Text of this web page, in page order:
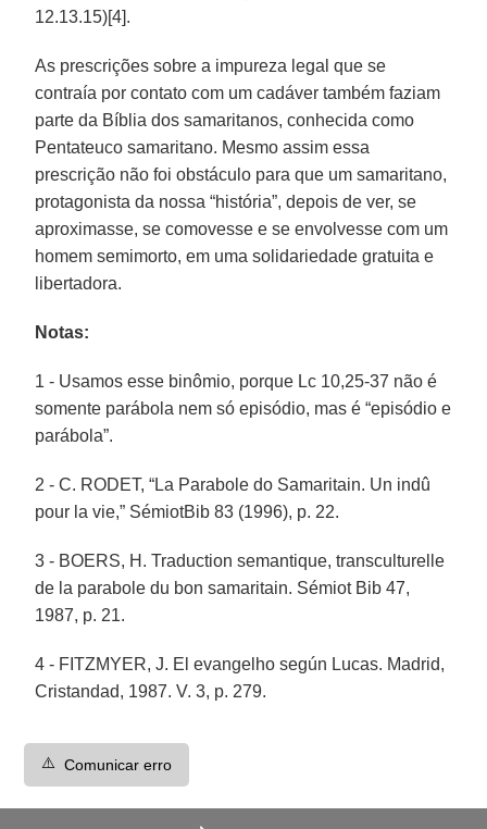
12.13.15)[4].
As prescrições sobre a impureza legal que se
contraía por contato com um cadáver também faziam
parte da Bíblia dos samaritanos, conhecida como
Pentateuco samaritano. Mesmo assim essa
prescrição não foi obstáculo para que um samaritano,
protagonista da nossa “história”, depois de ver, se
aproximasse, se comovesse e se envolvesse com um
homem semimorto, em uma solidariedade gratuita e
libertadora.
Notas:
1 - Usamos esse binômio, porque Lc 10,25-37 não é
somente parábola nem só episódio, mas é “episódio e
parábola”.
2 - C. RODET, “La Parabole do Samaritain. Un indû
pour la vie,” SémiotBib 83 (1996), p. 22.
3 - BOERS, H. Traduction semantique, transculturelle
de la parabole du bon samaritain. Sémiot Bib 47,
1987, p. 21.
4 - FITZMYER, J. El evangelho según Lucas. Madrid,
Cristandad, 1987. V. 3, p. 279.
⚠️ Comunicar erro